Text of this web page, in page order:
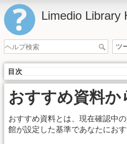
Limedio Library
目次
おすすめ資料か
おすすめ資料とは、現在確認中
館が設定した基準であなたにおす